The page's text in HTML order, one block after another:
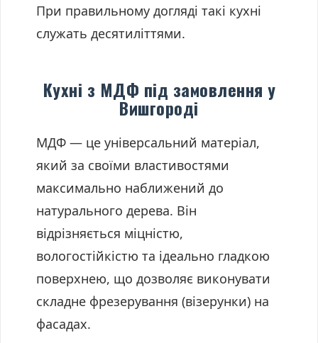
При правильному догляді такі кухні
служать десятиліттями.
Кухні з МДФ під замовлення у
Вишгороді
МДФ — це універсальний матеріал,
який за своїми властивостями
максимально наближений до
натурального дерева. Він
відрізняється міцністю,
вологостійкістю та ідеально гладкою
поверхнею, що дозволяє виконувати
складне фрезерування (візерунки) на
фасадах.